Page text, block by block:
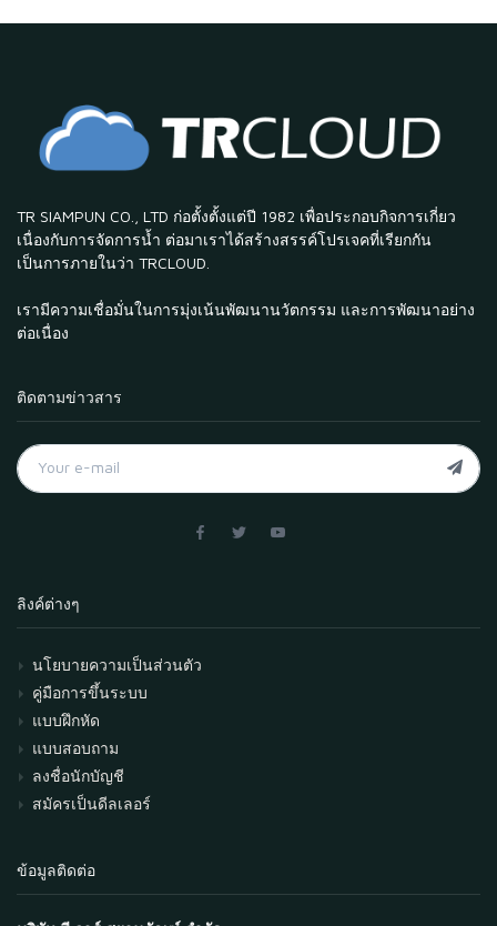
TR SIAMPUN CO., LTD ก่อตั้งตั้งแต่ปี 1982 เพื่อประกอบกิจการเกี่ยว
เนื่องกับการจัดการน้ำ ต่อมาเราได้สร้างสรรค์โปรเจคที่เรียกกัน
เป็นการภายในว่า TRCLOUD.
เรามีความเชื่อมั่นในการมุ่งเน้นพัฒนานวัตกรรม และการพัฒนาอย่าง
ต่อเนื่อง
ติดตามข่าวสาร
ลิงค์ต่างๆ
นโยบายความเป็นส่วนตัว
คู่มือการขึ้นระบบ
แบบฝึกหัด
แบบสอบถาม
ลงชื่อนักบัญชี
สมัครเป็นดีลเลอร์
ข้อมูลติดต่อ